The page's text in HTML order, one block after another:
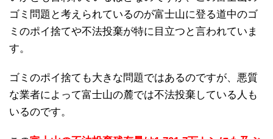
ゴミ問題と考えられているのが富士山に登る道中のゴ
ミのポイ捨てや不法投棄が特に目立つと言われていま
す。
ゴミのポイ捨ても大きな問題ではあるのですが、悪質
な業者によって富士山の麓では不法投棄している人も
いるのです。